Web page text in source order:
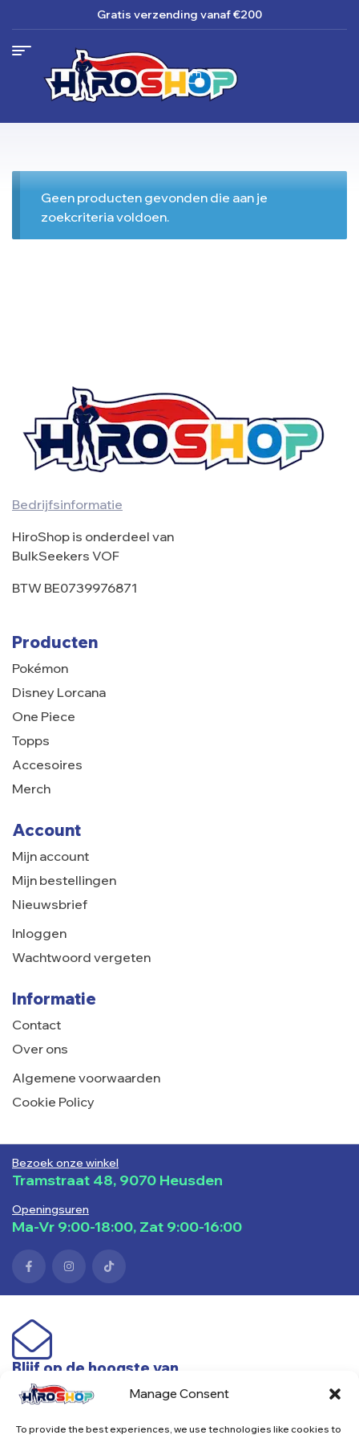
Manage Consent
To provide the best experiences, we use technologies like cookies to
Gratis verzending vanaf €200
Geen producten gevonden die aan je
zoekcriteria voldoen.
Bezoek onze winkel
Tramstraat 48, 9070 Heusden
Openingsuren
Ma-Vr 9:00-18:00, Zat 9:00-16:00
Blijf op de hoogste van
nieuwe producten & acties
Producten
Pokémon
Disney Lorcana
One Piece
Topps
Accesoires
Merch
Account
Mijn account
Mijn bestellingen
Nieuwsbrief
Inloggen
Wachtwoord vergeten
Informatie
Contact
Over ons
Algemene voorwaarden
Cookie Policy
Bedrijfsinformatie
HiroShop is onderdeel van
BulkSeekers VOF
BTW BE0739976871